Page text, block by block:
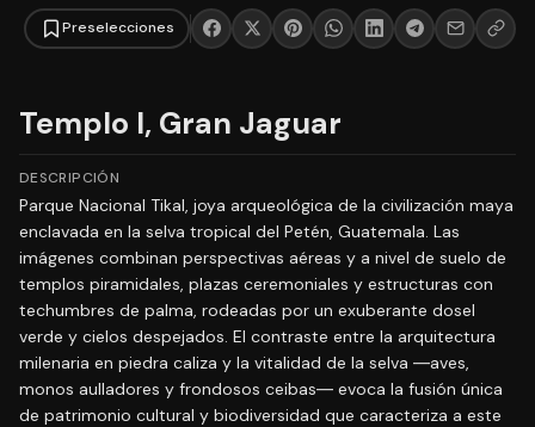
Preselecciones
Templo I, Gran Jaguar
DESCRIPCIÓN
Parque Nacional Tikal, joya arqueológica de la civilización maya
enclavada en la selva tropical del Petén, Guatemala. Las
imágenes combinan perspectivas aéreas y a nivel de suelo de
templos piramidales, plazas ceremoniales y estructuras con
techumbres de palma, rodeadas por un exuberante dosel
verde y cielos despejados. El contraste entre la arquitectura
milenaria en piedra caliza y la vitalidad de la selva ―aves,
monos aulladores y frondosos ceibas― evoca la fusión única
de patrimonio cultural y biodiversidad que caracteriza a este